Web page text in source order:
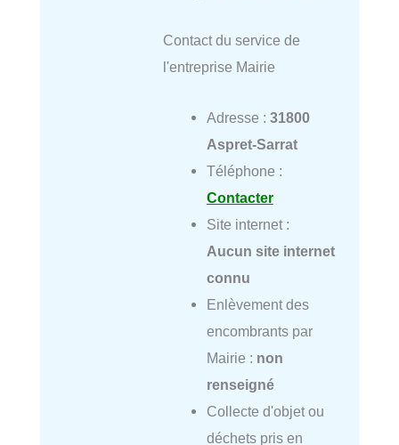
Contact du service de
l'entreprise Mairie
Adresse : 31800
Aspret-Sarrat
Téléphone :
Contacter
Site internet :
Aucun site internet
connu
Enlèvement des
encombrants par
Mairie : non
renseigné
Collecte d'objet ou
déchets pris en